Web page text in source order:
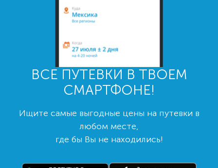
ВСЕ ПУТЕВКИ В ТВОЕМ
СМАРТФОНЕ!
Ищите самые выгодные цены на путевки в
любом месте,
где бы Вы не находились!